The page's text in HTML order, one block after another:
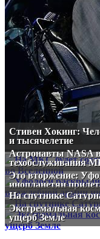
Стивен Хокинг:
и тысячелетие
Астронавты NASA
техобслуживания
Это вторжение:
инопланетян
На спутнике
Экстремальная
ущерб Земле